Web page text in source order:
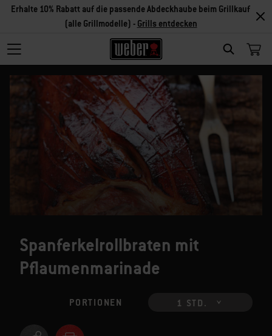
SEARCH
Erhalte 10% Rabatt auf die passende Abdeckhaube beim Grillkauf
(alle Grillmodelle) - Grills entdecken
Spanferkelrollbraten mit
Pflaumenmarinade
PORTIONEN 1 STD.